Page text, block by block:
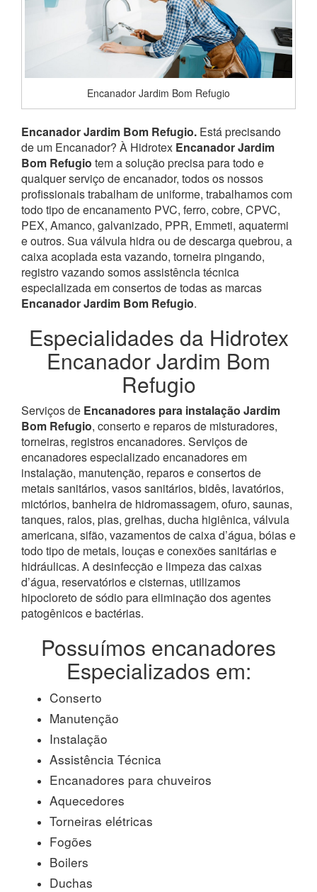
Encanador Jardim Bom Refugio
Encanador Jardim Bom Refugio. Está precisando
de um Encanador? À Hidrotex Encanador Jardim
Bom Refugio tem a solução precisa para todo e
qualquer serviço de encanador, todos os nossos
profissionais trabalham de uniforme, trabalhamos com
todo tipo de encanamento PVC, ferro, cobre, CPVC,
PEX, Amanco, galvanizado, PPR, Emmeti, aquatermi
e outros. Sua válvula hidra ou de descarga quebrou, a
caixa acoplada esta vazando, torneira pingando,
registro vazando somos assistência técnica
especializada em consertos de todas as marcas
Encanador Jardim Bom Refugio.
Especialidades da Hidrotex
Encanador Jardim Bom
Refugio
Serviços de Encanadores para instalação Jardim
Bom Refugio, conserto e reparos de misturadores,
torneiras, registros encanadores. Serviços de
encanadores especializado encanadores em
instalação, manutenção, reparos e consertos de
metais sanitários, vasos sanitários, bidês, lavatórios,
mictórios, banheira de hidromassagem, ofuro, saunas,
tanques, ralos, pias, grelhas, ducha higiênica, válvula
americana, sifão, vazamentos de caixa d’água, bóias e
todo tipo de metais, louças e conexões sanitárias e
hidráulicas. A desinfecção e limpeza das caixas
d’água, reservatórios e cisternas, utilizamos
hipocloreto de sódio para eliminação dos agentes
patogênicos e bactérias.
Possuímos encanadores
Especializados em:
Conserto
Manutenção
Instalação
Assistência Técnica
Encanadores para chuveiros
Aquecedores
Torneiras elétricas
Fogões
Boilers
Duchas